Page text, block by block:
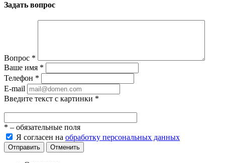
Задать вопрос
Вопрос *
Ваше имя *
Телефон *
E-mail
Введите текст с картинки *
* – обязательные поля
Я согласен на обработку персональных данных
Отправить Отменить